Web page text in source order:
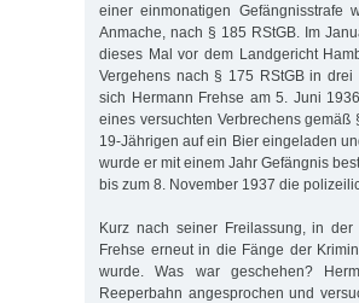
einer einmonatigen Gefängnisstrafe
Anmache, nach § 185 RStGB. Im
dieses Mal vor dem Landgericht
Vergehens nach § 175 RStGB in
sich Hermann Frehse am 5. Juni
eines versuchten Verbrechens
19-Jährigen auf ein Bier eingeladen
wurde er mit einem Jahr Gefängnis
bis zum 8. November 1937 die
Kurz nach seiner Freilassung, in
Frehse erneut in die Fänge der
wurde. Was war geschehen?
Reeperbahn angesprochen und